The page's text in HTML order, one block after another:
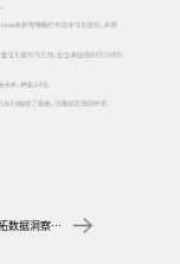
任拓数据洞察：三大消费趋势破解全域数字零售经营难题​